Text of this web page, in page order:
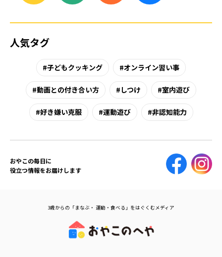
人気タグ
子どもクッキング オンライン習い事
動画との付き合い方 しつけ 室内遊び
好き嫌い克服 運動遊び 非認知能力
おやこの毎日に
役立つ情報をお届けします
3歳からの「まなぶ・ 運動・食べる」をはぐくむメディア